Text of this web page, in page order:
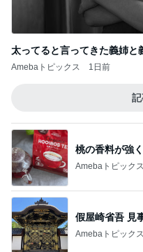
太ってると言ってきた義姉と
Amebaトピックス 1日前
桃の香料が強
Amebaトピックス
假屋崎省吾 見
Amebaトピックス